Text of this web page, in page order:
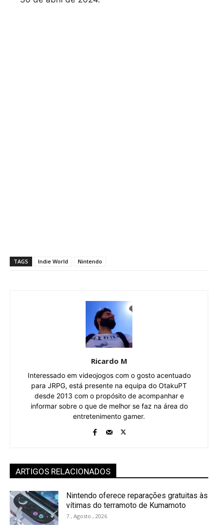
TAGS Indie World Nintendo
Ricardo M
Interessado em videojogos com o gosto acentuado
para JRPG, está presente na equipa do OtakuPT
desde 2013 com o propósito de acompanhar e
informar sobre o que de melhor se faz na área do
entretenimento gamer.
ARTIGOS RELACIONADOS
Nintendo oferece reparações gratuitas às
vítimas do terramoto de Kumamoto
7 , Agosto , 2026